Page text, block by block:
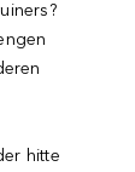
hitte